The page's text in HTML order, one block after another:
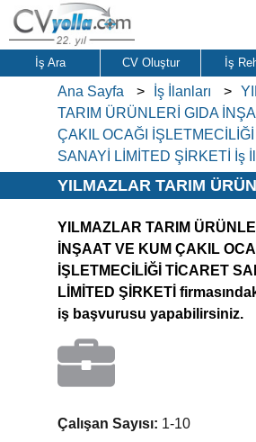
İş Ara CV Oluştur İş
Ana Sayfa İş İlanları
TARIM ÜRÜNLERİ GIDA
ÇAKIL OCAĞI
SANAYİ LİMİTED ŞİRKETİ İş
YILMAZLAR TARIM
İŞLETMECİLİĞİ TİCARET
LİMİTED ŞİRKETİ İş
YILMAZLAR TARIM
İNŞAAT VE KUM ÇAKIL
İŞLETMECİLİĞİ TİCARET
LİMİTED ŞİRKETİ
iş başvurusu yapabilirsiniz.
Çalışan Sayısı: 1-10